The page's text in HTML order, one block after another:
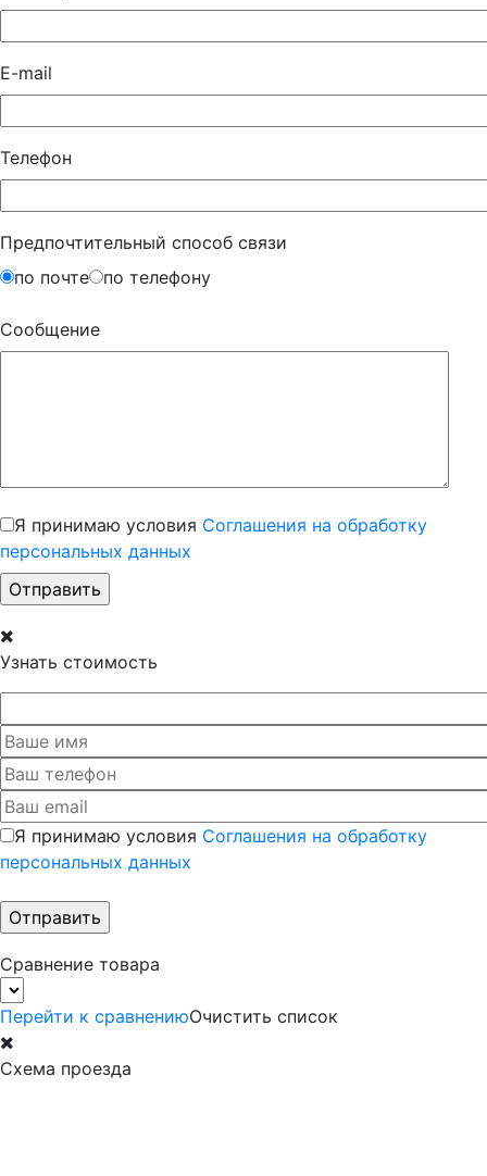
E-mail
Телефон
Предпочтительный способ связи
по почте
по телефону
Сообщение
Я принимаю условия Соглашения на обработку
персональных данных
Узнать стоимость
Я принимаю условия Соглашения на обработку
персональных данных
Сравнение товара
Перейти к сравнениюОчистить список
Схема проезда